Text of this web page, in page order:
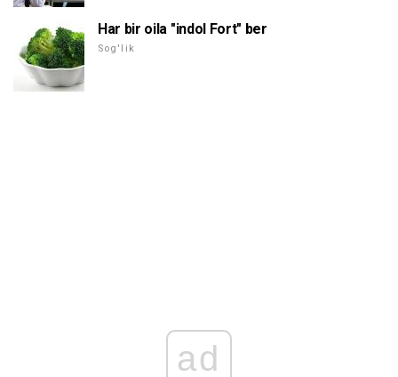
Har bir oila "indol Fort" ber
Sog'lik
ad